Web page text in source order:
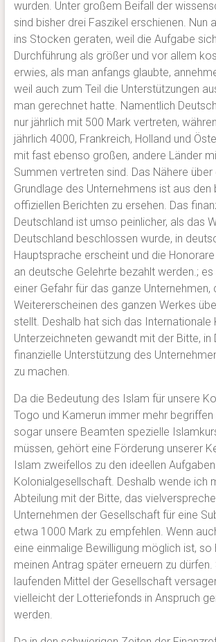
wurden. Unter großem Beifall der
sind bisher drei Faszikel erschienen. Nun
ins Stocken geraten, weil die Aufgabe
Durchführung als größer und vor allem
erwies, als man anfangs glaubte,
weil auch zum Teil die Unterstützungen
man gerechnet hatte. Namentlich
nur jährlich mit 500 Mark vertreten,
jährlich 4000, Frankreich, Holland und
mit fast ebenso großen, andere Länder
Summen vertreten sind. Das Nähere über
Grundlage des Unternehmens ist aus den
offiziellen Berichten zu ersehen. Das
Deutschland ist umso peinlicher, als das
Deutschland beschlossen wurde, in
Hauptsprache erscheint und die Honorare
an deutsche Gelehrte bezahlt werden.;
einer Gefahr für das ganze Unternehmen,
Weitererscheinen des ganzen Werkes
stellt. Deshalb hat sich das Internationale
Unterzeichneten gewandt mit der Bitte, in
finanzielle Unterstützung des
zu machen.
Da die Bedeutung des Islam für unsere
Togo und Kamerun immer mehr
sogar unsere Beamten spezielle
müssen, gehört eine Förderung unserer
Islam zweifellos zu den ideellen
Kolonialgesellschaft. Deshalb wende ich
Abteilung mit der Bitte, das
Unternehmen der Gesellschaft für eine
etwa 1000 Mark zu empfehlen. Wenn
eine einmalige Bewilligung möglich ist,
meinen Antrag später erneuern zu dürfen.
laufenden Mittel der Gesellschaft
vielleicht der Lotteriefonds in Anspruch
werden.